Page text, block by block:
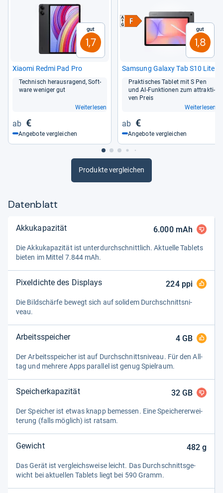
Gut
1,7
Xiaomi Redmi Pad Pro
Tech­nisch her­aus­ra­gend, Soft­
ware weni­ger gut
Weiterlesen
€
Angebote vergleichen
Gut
1,8
Sam­sung Galaxy Tab S10 Lite
Prak­ti­sches Tablet mit S Pen
und AI-​Funk­tio­nen zum attrak­ti­
ven Preis
Weiterlesen
€
Angebote vergleichen
Produkte vergleichen
Datenblatt
Akkukapazität 6.000mAh
Die Akku­ka­pa­zi­tät ist unter­durch­schnitt­lich. Aktu­elle Tablets
bie­ten im Mit­tel 7.844 mAh.
Pixeldichte des Displays 224ppi
Die Bild­schärfe bewegt sich auf soli­dem Durch­schnitts­ni­
veau.
Arbeitsspeicher 4GB
Der Arbeitsspei­cher ist auf Durch­schnitts­ni­veau. Für den All­
tag und meh­rere Apps par­al­lel ist genug Spiel­raum.
Speicherkapazität 32GB
Der Spei­cher ist etwas knapp bemes­sen. Eine Spei­che­rer­wei­
te­rung (falls mög­lich) ist rat­sam.
Gewicht 482g
Das Gerät ist ver­gleichs­weise leicht. Das Durch­schnitts­ge­
wicht bei aktu­el­len Tablets liegt bei 590 Gramm.